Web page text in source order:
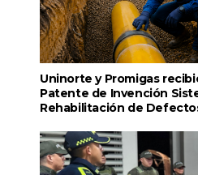
Uninorte y Promigas
Patente de Invención
Rehabilitación de